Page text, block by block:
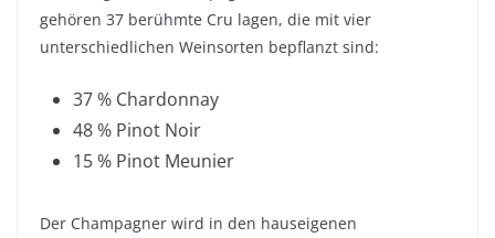
gehören 37 berühmte Cru lagen, die mit vier
unterschiedlichen Weinsorten bepflanzt sind:
37 % Chardonnay
48 % Pinot Noir
15 % Pinot Meunier
Der Champagner wird in den hauseigenen